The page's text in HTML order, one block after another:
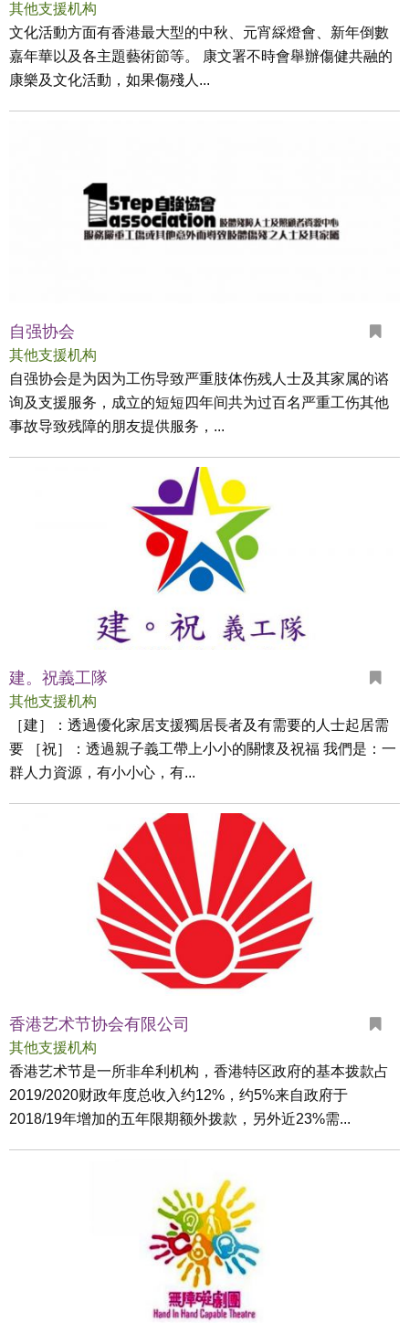
其他支援机构
文化活動方面有香港最大型的中秋、元宵綵燈會、新年倒數
嘉年華以及各主題藝術節等。 康文署不時會舉辦傷健共融的
康樂及文化活動，如果傷殘人...
自强协会
其他支援机构
自强协会是为因为工伤导致严重肢体伤残人士及其家属的谘
询及支援服务，成立的短短四年间共为过百名严重工伤其他
事故导致残障的朋友提供服务，...
建。祝義工隊
其他支援机构
［建］：透過優化家居支援獨居長者及有需要的人士起居需
要 ［祝］：透過親子義工帶上小小的關懷及祝福 我們是：一
群人力資源，有小小心，有...
香港艺术节协会有限公司
其他支援机构
香港艺术节是一所非牟利机构，香港特区政府的基本拨款占
2019/2020财政年度总收入约12%，约5%来自政府于
2018/19年增加的五年限期额外拨款，另外近23%需...